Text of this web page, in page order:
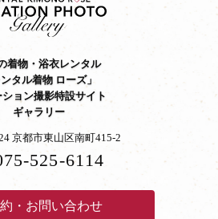
着物・浴衣レンタル
ンタル着物 ローズ」
ション撮影特設サイト
ギャラリー
京都市東山区南町415-2
525-6114
・お問い合わせ